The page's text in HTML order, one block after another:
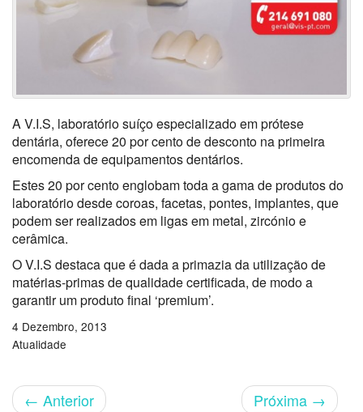
A V.I.S, laboratório suíço especializado em prótese
dentária, oferece 20 por cento de desconto na primeira
encomenda de equipamentos dentários.
Estes 20 por cento englobam toda a gama de produtos do
laboratório desde coroas, facetas, pontes, implantes, que
podem ser realizados em ligas em metal, zircónio e
cerâmica.
O V.I.S destaca que é dada a primazia da utilização de
matérias-primas de qualidade certificada, de modo a
garantir um produto final ‘premium’.
4 Dezembro, 2013
Atualidade
← Anterior Próxima →